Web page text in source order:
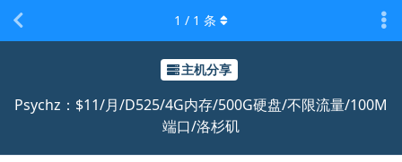
主机分享
Psychz：$11/月/D525/4G内存/500G硬盘/不限流量/100M
端口/洛杉矶
1 / 1 条